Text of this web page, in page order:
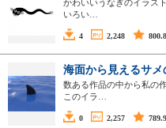
かわいいうなぎのイラス
いろい…
4 2,248 800.8
海面から見えるサ
数ある作品の中から私の
このイラ…
0 2,257